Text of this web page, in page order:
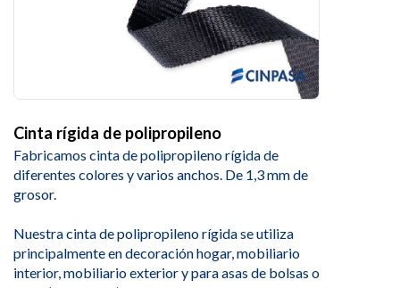
Cinta rígida de polipropileno
Fabricamos cinta de polipropileno rígida de
diferentes colores y varios anchos. De 1,3 mm de
grosor.
Nuestra cinta de polipropileno rígida se utiliza
principalmente en decoración hogar, mobiliario
interior, mobiliario exterior y para asas de bolsas o